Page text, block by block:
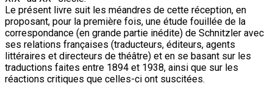
Le présent livre suit les méandres de cette réception, en
proposant, pour la première fois, une étude fouillée de la
correspondance (en grande partie inédite) de Schnitzler avec
ses relations françaises (traducteurs, éditeurs, agents
littéraires et directeurs de théâtre) et en se basant sur les
traductions faites entre 1894 et 1938, ainsi que sur les
réactions critiques que celles-ci ont suscitées.